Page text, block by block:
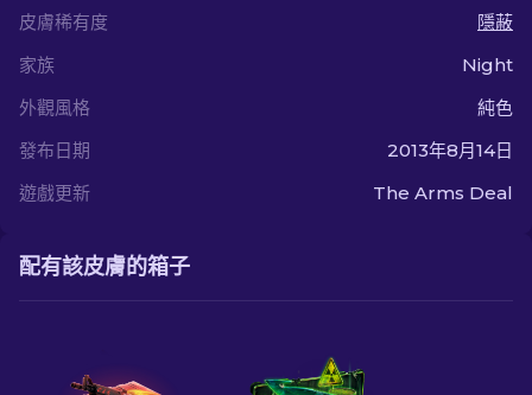
皮膚稀有度
隱蔽
家族
Night
外觀風格
純色
發布日期
2013年8月14日
遊戲更新
The Arms Deal
配有該皮膚的箱子